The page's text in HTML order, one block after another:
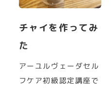
チャイを作ってみ
た
アーユルヴェーダセル
フケア初級認定講座で